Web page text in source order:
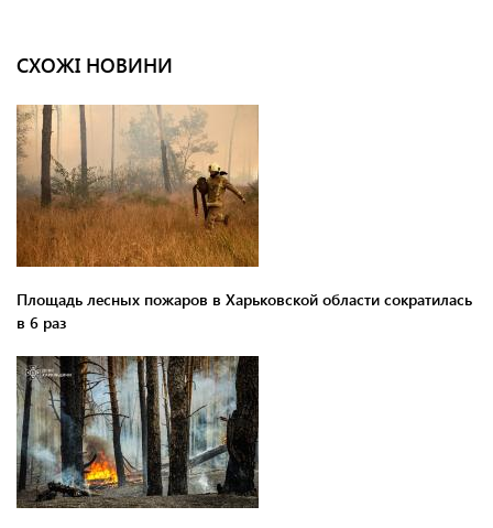
СХОЖІ НОВИНИ
Площадь лесных пожаров в Харьковской области сократилась
в 6 раз